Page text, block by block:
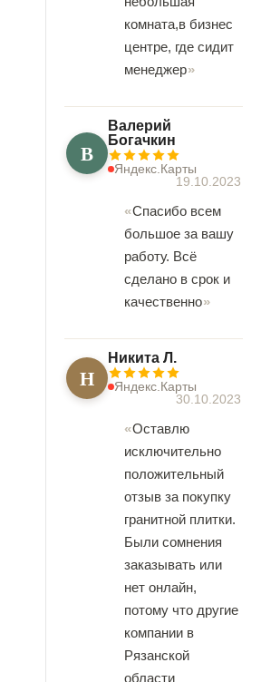
комната,в бизнес
центре, где сидит
менеджер
В
Валерий
Богачкин
Яндекс.Карты
19.10.2023
Спасибо всем
большое за вашу
работу. Всё
сделано в срок и
качественно
Н
Никита Л.
Яндекс.Карты
30.10.2023
Оставлю
исключительно
положительный
отзыв за покупку
гранитной плитки.
Были сомнения
заказывать или
нет онлайн,
потому что другие
компании в
Рязанской
области